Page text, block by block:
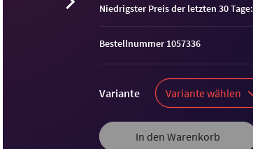
niedrigster Preis der letzten 30 Tage:
Variante Variante wählen
In den Warenkorb
Bestellnummer 1057336